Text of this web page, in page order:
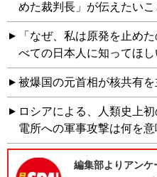
めた裁判長」が伝えたいこ
「なぜ、私は原発を止め
べての日本人に知ってほし
被爆国の元首相が核共有
ロシアによる、人類史上
電所への軍事攻撃は何を意